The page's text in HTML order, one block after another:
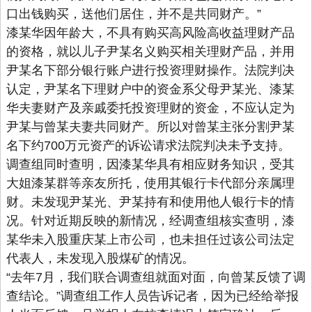
口出钱购买，送他们居住，并不是共同财产。”
漆某华因年龄大，不具有购买高风险高收益理财产品
的资格，就以儿子尹某名义购买相关理财产品，并用
尹某名下部分银行账户进行投资理财操作。法院判决
认定，尹某名下理财户中的资金系父母尹某光、漆某
华夫妻财产及亲戚委托投资理财的资金，不应认定为
尹某与曾某夫妻共同财产。所以对曾某主张分割尹某
名下约700万元资产的诉讼请求法院判决未予支持。
调查组同时查明，因漆某华具有相应财务知识，受其
大姐漆某群等亲友所托，使用其银行卡代部分亲属理
财。未发现尹某光、尹某持有和使用他人银行卡的情
况。针对近期反映的新情况，经调查组核实查明，漆
某华未入股重庆某上市公司，也未担任过该公司法定
代表人，未发现入股煤矿的情况。
“去年7月，我们联合调查组就面对面，向曾某反馈了调
查结论。”调查组工作人员告诉记者，因为已经给举报